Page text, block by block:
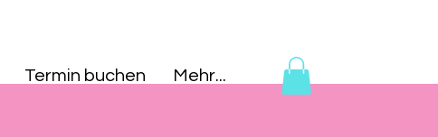
Termin buchen Mehr...